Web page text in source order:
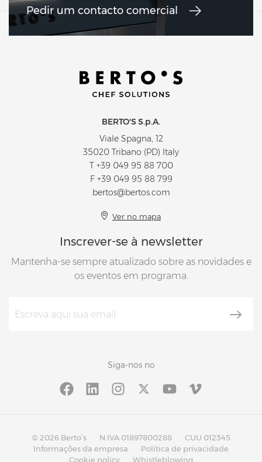
Pedir um contacto comercial
BERTO'S S.p.A.
Viale Spagna, 12
35020 Tribano (PD) Italy
T +39 049 95 88 700
F +39 049 95 88 799
bertos@bertos.com
Ver no mapa
Inscrever-se à newsletter
Mantenha-se sempre atualizado sobre as novidades e
os eventos em programa.
Siga-nos no
© 2026 Berto’s N.IVA 01897800288
CUU 012345
Informações da empresa
Política de privacidade
Cookie policy
Whistleblowing